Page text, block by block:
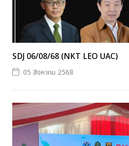
SDJ 06/08/68 (NKT LEO UAC)
05 สิงหาคม 2568